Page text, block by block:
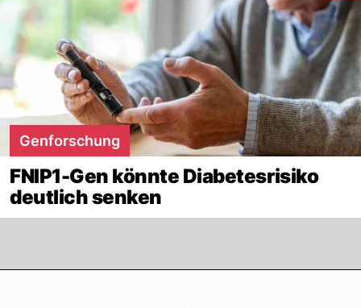
Genforschung
FNIP1-Gen könnte Diabetesrisiko
deutlich senken